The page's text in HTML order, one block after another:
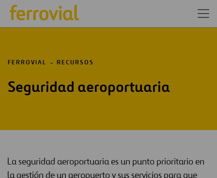
FERROVIAL RECURSOS
Seguridad aeroportuaria
La seguridad aeroportuaria es un punto prioritario en
la gestión de un aeropuerto y sus servicios para que